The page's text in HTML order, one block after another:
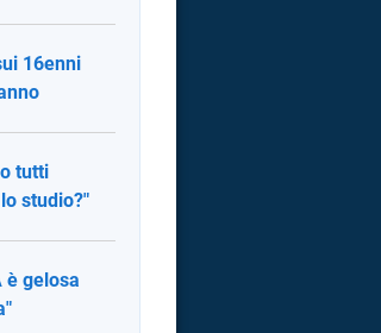
16enni
tutti
studio?"
è gelosa